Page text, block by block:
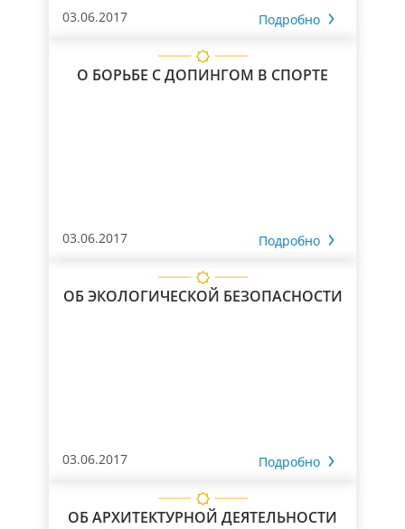
03.06.2017 Подробно
О БОРЬБЕ С ДОПИНГОМ В СПОРТЕ
03.06.2017 Подробно
ОБ ЭКОЛОГИЧЕСКОЙ БЕЗОПАСНОСТИ
03.06.2017 Подробно
ОБ АРХИТЕКТУРНОЙ ДЕЯТЕЛЬНОСТИ